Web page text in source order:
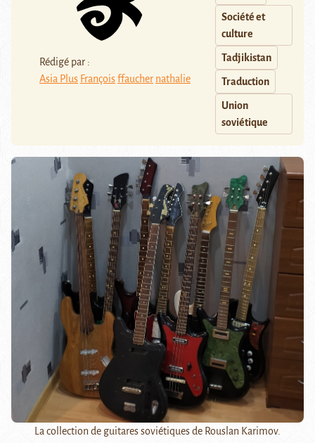
Rédigé par :
Asia Plus Françoisffaucher nathalie
Société et
culture
Tadjikistan
Traduction
Union
soviétique
La collection de guitares soviétiques de Rouslan Karimov.